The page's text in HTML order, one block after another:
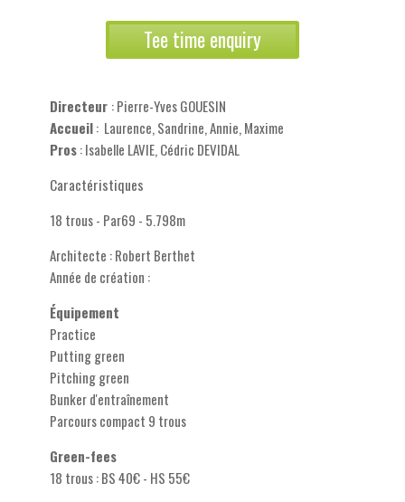
Tee time enquiry
Directeur : Pierre-Yves GOUESIN
Accueil: Laurence, Sandrine, Annie, Maxime
Pros: Isabelle LAVIE, Cédric DEVIDAL
Caractéristiques
18 trous - Par69 - 5.798m
Architecte : Robert Berthet
Année de création :
Équipement
Practice
Putting green
Pitching green
Bunker d'entraînement
Parcours compact 9 trous
Green-fees
18 trous : BS 40€ - HS 55€